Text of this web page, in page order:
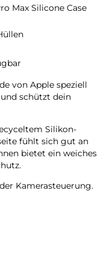
Max Silicone Case
von Apple speziell
schützt dein
Silikon­
fühlt sich gut an
bietet ein weiches
Kamera­steuerung.
Schicht, die die
am iPhone 16 Pro
und sorgt für
iPhone beim Laden